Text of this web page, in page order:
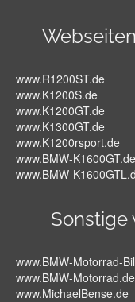
www.R1200ST.de
www.K1200S.de
www.K1200GT.de
www.K1300GT.de
www.K1200rsport.de
www.BMW-K1600GT.de
www.BMW-
Sonstige
www.BMW-Motorrad-
www.BMW-Motorrad.de
www.MichaelBense.de